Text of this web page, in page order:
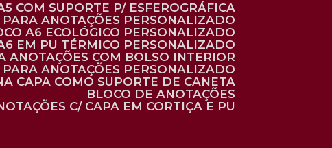
A5 COM SUPORTE P/ ESFEROGRÁFICA
PARA ANOTAÇÕES PERSONALIZADO
A6 ECOLÓGICO PERSONALIZADO
A6 EM PU TÉRMICO PERSONALIZADO
ANOTAÇÕES COM BOLSO INTERIOR
PARA ANOTAÇÕES PERSONALIZADO
CAPA COMO SUPORTE DE CANETA
BLOCO DE ANOTAÇÕES
C/ CAPA EM CORTIÇA E PU